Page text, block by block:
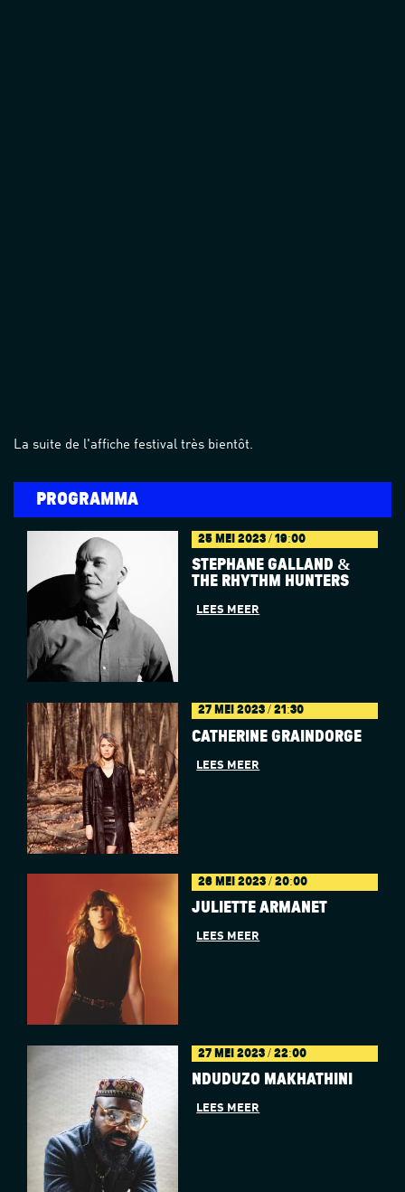
La suite de l'affiche festival très bientôt.
PROGRAMMA
25 MEI 2023 / 19:00
STÉPHANE GALLAND &
THE RHYTHM HUNTERS
LEES MEER
27 MEI 2023 / 21:30
CATHERINE GRAINDORGE
LEES MEER
26 MEI 2023 / 20:00
JULIETTE ARMANET
LEES MEER
27 MEI 2023 / 22:00
NDUDUZO MAKHATHINI
LEES MEER